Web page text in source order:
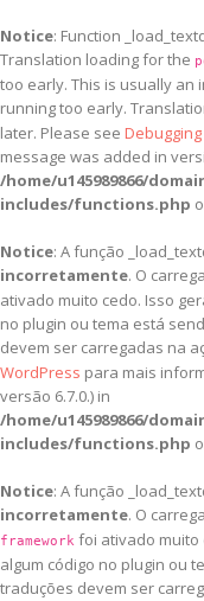
Notice: Function
Translation loading for the
too early. This is usually an
running too early.
later. Please see
message was added in
/home/u145989866/
includes/functions.php
Notice: A função
incorretamente. O
ativado muito cedo. Isso
no plugin ou tema está
devem ser carregadas na
WordPress para mais
versão 6.7.0.) in
/home/u145989866/
includes/functions.php
Notice: A função
incorretamente. O
framework foi ativado muito
algum código no plugin ou
traduções devem ser